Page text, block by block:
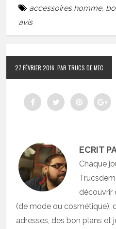
accessoires homme,
avis
27 FÉVRIER 2016 PAR TRUCS DE MEC
ECRIT
Chaque
découvrir
(de mode ou cosmétique),
adresses, des bon plans et